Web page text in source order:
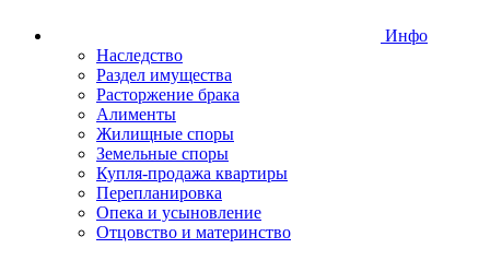
Инфо
Наследство
Раздел имущества
Расторжение брака
Алименты
Жилищные споры
Земельные споры
Купля-продажа квартиры
Перепланировка
Опека и усыновление
Отцовство и материнство